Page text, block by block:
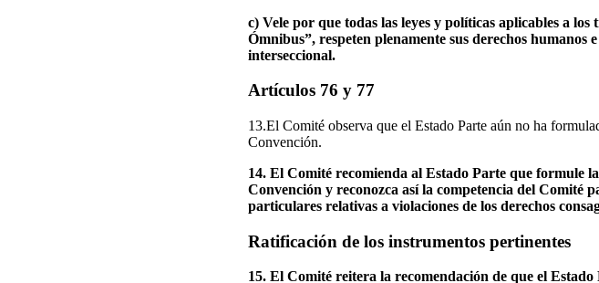
c) Vele por que todas las leyes y políticas aplicables a
Ómnibus”, respeten plenamente sus derechos
interseccional.
Artículos 76 y 77
13.El Comité observa que el Estado Parte aún no ha
Convención.
14. El Comité recomienda al Estado Parte que formule
Convención y reconozca así la competencia del Comité
particulares relativas a violaciones de los derechos
Ratificación de los instrumentos pertinentes
15. El Comité reitera la recomendación de que el